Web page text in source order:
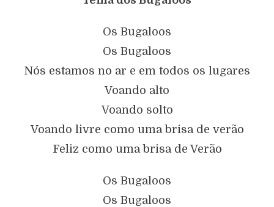
Os Bugaloos
Os Bugaloos
Nós estamos no ar e em todos os lugares
Voando alto
Voando solto
Voando livre como uma brisa de verão
Feliz como uma brisa de Verão
Os Bugaloos
Os Bugaloos